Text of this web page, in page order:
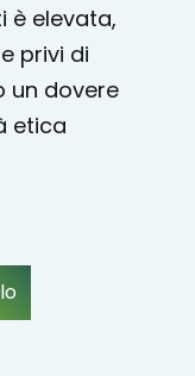
è elevata,
privi di
un dovere
etica